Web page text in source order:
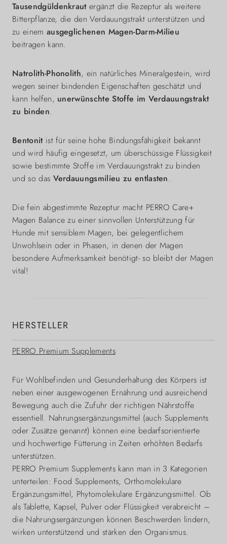
Tausendgüldenkrautergänzt die Rezeptur als weitere
Bitterpflanze, die den Verdauungstrakt unterstützen und
zu einem ausgeglichenen Magen-Darm-Milieu
beitragen kann.
Natrolith-Phonolith, ein natürliches Mineralgestein, wird
wegen seiner bindenden Eigenschaften geschätzt und
kann helfen, unerwünschte Stoffe im Verdauungstrakt
zu binden.
Bentonit ist für seine hohe Bindungsfähigkeit bekannt
und wird häufig eingesetzt, um überschüssige Flüssigkeit
sowie bestimmte Stoffe im Verdauungstrakt zu binden
und so das Verdauungsmilieu zu entlasten.
Die fein abgestimmte Rezeptur macht PERRO Care+
Magen Balance zu einer sinnvollen Unterstützung für
Hunde mit sensiblem Magen, bei gelegentlichem
Unwohlsein oder in Phasen, in denen der Magen
besondere Aufmerksamkeit benötigt- so bleibt der Magen
vital!
HERSTELLER
PERRO Premium Supplements
Für Wohlbefinden und Gesunderhaltung des Körpers ist
neben einer ausgewogenen Ernährung und ausreichend
Bewegung auch die Zufuhr der richtigen Nährstoffe
essentiell. Nahrungsergänzungsmittel (auch Supplements
oder Zusätze genannt) können eine bedarfsorientierte
und hochwertige Fütterung in Zeiten erhöhten Bedarfs
unterstützen.
PERRO Premium Supplements kann man in 3 Kategorien
unterteilen: Food Supplements, Orthomolekulare
Ergänzungsmittel, Phytomolekulare Ergänzungsmittel. Ob
als Tablette, Kapsel, Pulver oder Flüssigkeit verabreicht –
die Nahrungsergänzungen können Beschwerden lindern,
wirken unterstützend und stärken den Organismus.